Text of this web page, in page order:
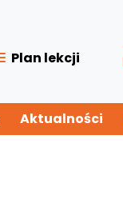
Plan lekcji
Aktualności